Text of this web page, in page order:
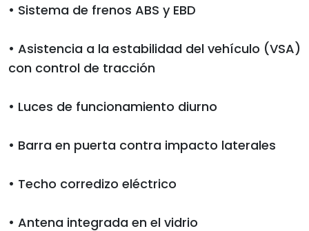
• Sistema de frenos ABS y EBD
• Asistencia a la estabilidad del vehículo (VSA)
con control de tracción
• Luces de funcionamiento diurno
• Barra en puerta contra impacto laterales
• Techo corredizo eléctrico
• Antena integrada en el vidrio